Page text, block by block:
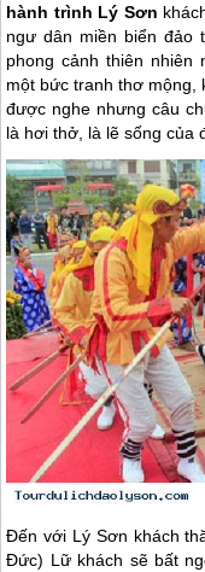
hành trình Lý Sơn
ngư dân miền biển đảo
phong cảnh thiên nhiên
một bức tranh thơ mộng,
được nghe nhưng câu
là hơi thở, là lẽ sống của
Đến với Lý Sơn khách
Đức) Lữ khách sẽ bất